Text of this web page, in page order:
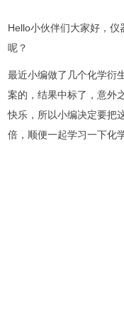
Hello小伙伴们大家好，仪
呢？
最近小编做了几个化学衍
案的，结果中标了，意外
快乐，所以小编决定要把
倍，顺便一起学习一下化